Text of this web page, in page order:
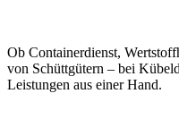
Ob Containerdienst,
von Schüttgütern – bei
Leistungen aus einer Hand.